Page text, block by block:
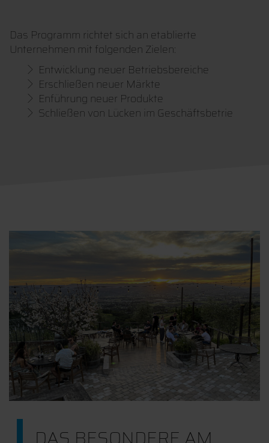
Das Programm richtet sich an etablierte
Unternehmen mit folgenden Zielen:
Entwicklung neuer Betriebsbereiche
Erschließen neuer Märkte
Enführung neuer Produkte
Schließen von Lücken im Geschäftsbetrie